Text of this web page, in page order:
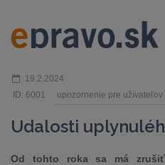
19.2.2024
ID: 6001
upozornenie pre užívateľov
Udalosti
Od tohto roka sa má